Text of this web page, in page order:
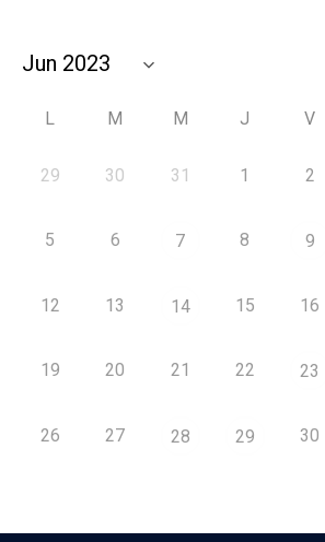
L M M J V
29 30 31 1 2
5 6 7 8 9
12 13 14 15 16
19 20 21 22 23
26 27 28 29 30